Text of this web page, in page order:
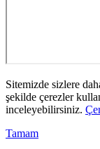
Sitemizde sizlere
şekilde çerezler
inceleyebilirsiniz.
Tamam